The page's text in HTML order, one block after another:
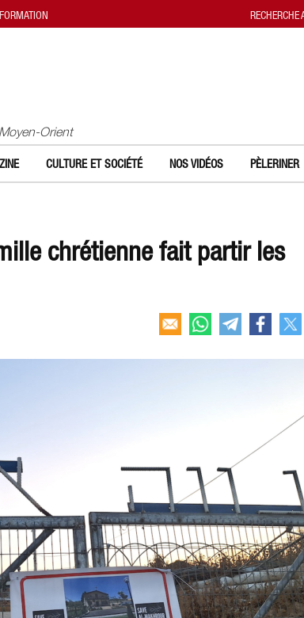
Orient
CULTURE ET SOCIÉTÉ NOS VIDÉOS PÈLERINER
chrétienne fait partir les
RECHERCHE